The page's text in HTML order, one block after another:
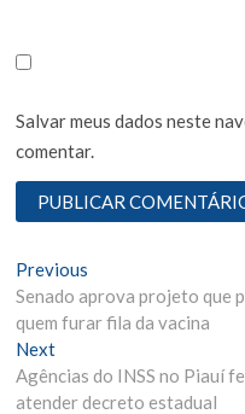
Salvar meus dados neste
comentar.
N
a
v
e
Previous
r
e
i
o
Senado aprova projeto que
quem furar fila da vacina
Next
e
x
Agências do INSS no Piauí
atender decreto estadual